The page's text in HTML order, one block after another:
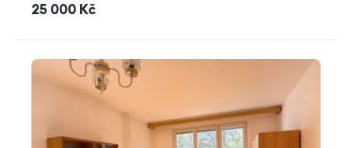
cena
25 000 Kč